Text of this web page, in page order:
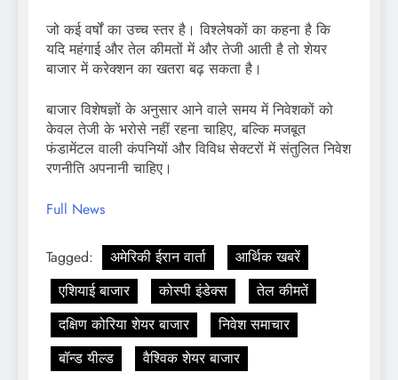
जो कई वर्षों का उच्च स्तर है। विश्लेषकों का कहना है कि
यदि महंगाई और तेल कीमतों में और तेजी आती है तो शेयर
बाजार में करेक्शन का खतरा बढ़ सकता है।
बाजार विशेषज्ञों के अनुसार आने वाले समय में निवेशकों को
केवल तेजी के भरोसे नहीं रहना चाहिए, बल्कि मजबूत
फंडामेंटल वाली कंपनियों और विविध सेक्टरों में संतुलित निवेश
रणनीति अपनानी चाहिए।
Full News
Tagged: अमेरिकी ईरान वार्ता
आर्थिक खबरें
एशियाई बाजार
कोस्पी इंडेक्स
तेल कीमतें
दक्षिण कोरिया शेयर बाजार
निवेश समाचार
बॉन्ड यील्ड
वैश्विक शेयर बाजार